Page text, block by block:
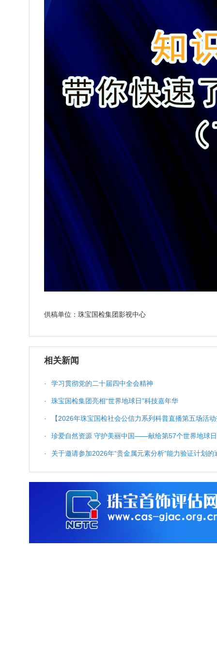
供稿单位：珠宝国检集团影视中心
相关新闻
· 学习贯彻党的二十届四中全会精神
· 珠宝国检集团亮相“世界地球日”科技嘉年华
· 【2026年珠宝国检社会公信力系列科普直播第五场活
科普服务与质量保障
· 珍爱自然资源 守护美丽中国——献给第57个世界地球日
· 关于邀请参加2026年“贵金属元素分析”能力验证计划的